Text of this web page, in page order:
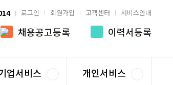
로그인 회원가입 고객센터 서비스안내
채용공고등록 이력서등록
업서비스 개인서비스